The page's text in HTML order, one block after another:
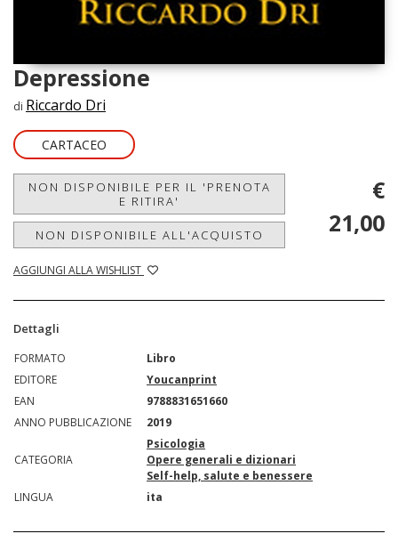
Depressione
di Riccardo Dri
CARTACEO
NON DISPONIBILE PER IL 'PRENOTA
E RITIRA'
NON DISPONIBILE ALL'ACQUISTO
AGGIUNGI ALLA WISHLIST
€
21,00
Dettagli
FORMATO
Libro
EDITORE
Youcanprint
EAN
9788831651660
ANNO PUBBLICAZIONE
2019
CATEGORIA
Psicologia
Opere generali e dizionari
Self-help, salute e benessere
LINGUA
ita